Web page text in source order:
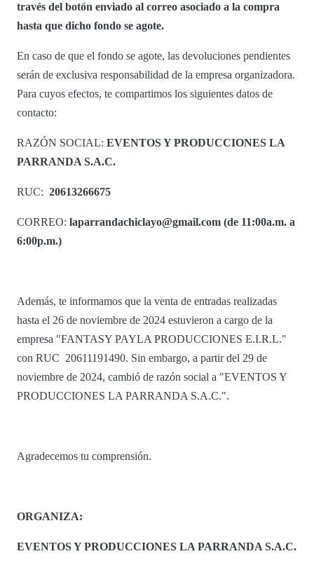
través del botón enviado al correo asociado a la compra
hasta que dicho fondo se agote.
En caso de que el fondo se agote, las devoluciones pendientes
serán de exclusiva responsabilidad de la empresa organizadora.
Para cuyos efectos, te compartimos los siguientes datos de
contacto:
RAZÓN SOCIAL: EVENTOS Y PRODUCCIONES LA
PARRANDA S.A.C.
RUC: 20613266675
CORREO: laparrandachiclayo@gmail.com (de 11:00a.m. a
6:00p.m.)
Además, te informamos que la venta de entradas realizadas
hasta el 26 de noviembre de 2024 estuvieron a cargo de la
empresa "FANTASY PAYLA PRODUCCIONES E.I.R.L."
con RUC 20611191490. Sin embargo, a partir del 29 de
noviembre de 2024, cambió de razón social a "EVENTOS Y
PRODUCCIONES LA PARRANDA S.A.C.".
Agradecemos tu comprensión.
ORGANIZA:
EVENTOS Y PRODUCCIONES LA PARRANDA S.A.C.